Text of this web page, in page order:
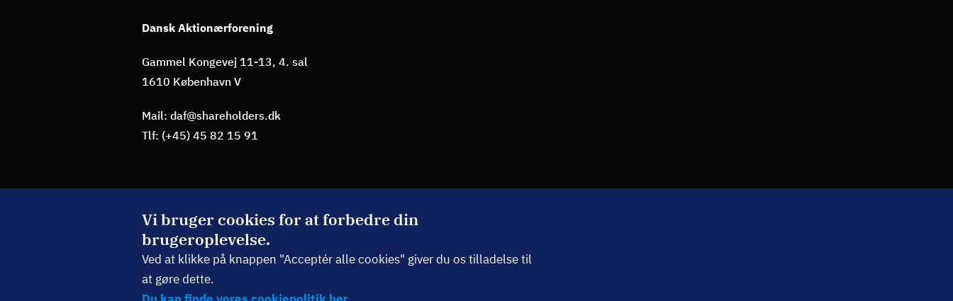
Vi bruger cookies for at forbedre din
brugeroplevelse.
Ved at klikke på knappen "Acceptér alle cookies" giver du os tilladelse til
at gøre dette.
Dansk Aktionærforening
Gammel Kongevej 11-13, 4. sal
1610 København V
Mail: daf@shareholders.dk
Tlf: (+45) 45 82 15 91
BLIV MEDLEM
TILMELD NYHEDSBREV